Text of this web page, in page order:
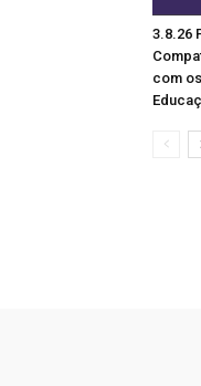
3.8.26
com